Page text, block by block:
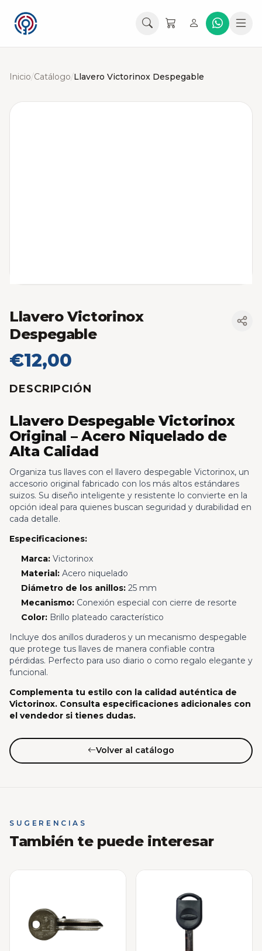
Inicio/Catálogo/Llavero Victorinox Despegable
Llavero Victorinox
Despegable
€12,00
DESCRIPCIÓN
Llavero Despegable Victorinox
Original – Acero Niquelado de
Alta Calidad
Organiza tus llaves con el llavero despegable Victorinox, un
accesorio original fabricado con los más altos estándares
suizos. Su diseño inteligente y resistente lo convierte en la
opción ideal para quienes buscan seguridad y durabilidad en
cada detalle.
Especificaciones:
Marca:Victorinox
Material:Acero niquelado
Diámetro de los anillos:25 mm
Mecanismo:Conexión especial con cierre de resorte
Color:Brillo plateado característico
Incluye dos anillos duraderos y un mecanismo despegable
que protege tus llaves de manera confiable contra
pérdidas. Perfecto para uso diario o como regalo elegante y
funcional.
Complementa tu estilo con la calidad auténtica de
Victorinox. Consulta especificaciones adicionales con
el vendedor si tienes dudas.
Volver al catálogo
SUGERENCIAS
También te puede interesar